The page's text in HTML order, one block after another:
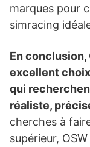
marques pour
simracing
En conclusion,
excellent
qui
réaliste,
cherches à
supérieur,